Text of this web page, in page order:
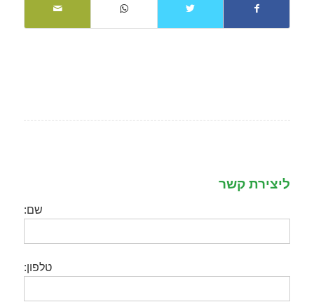
ליצירת קשר
שם:
טלפון: